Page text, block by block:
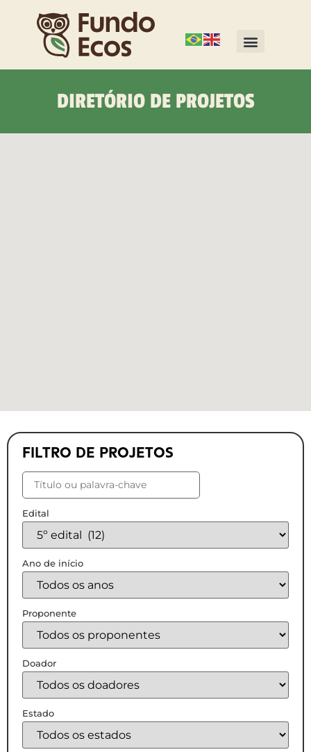
DIRETÓRIO DE PROJETOS
FILTRO DE PROJETOS
Edital
Ano de início
Proponente
Doador
Estado